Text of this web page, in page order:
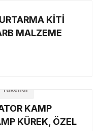
KİTİ
MALZEME
Tükendi
KAMP
KÜREK, ÖZEL